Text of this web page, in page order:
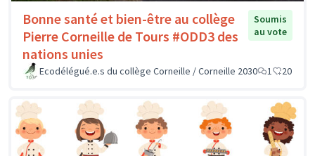
Bonne santé et bien-être au collège
Pierre Corneille de Tours #ODD3 des
nations unies
Soumis
au vote
Ecodélégué.e.s du collège Corneille / Corneille 2030 1 20